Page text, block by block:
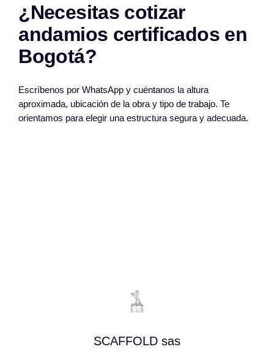
¿Necesitas cotizar
andamios certificados en
Bogotá?
Escríbenos por WhatsApp y cuéntanos la altura
aproximada, ubicación de la obra y tipo de trabajo. Te
orientamos para elegir una estructura segura y adecuada.
SCAFFOLD sas